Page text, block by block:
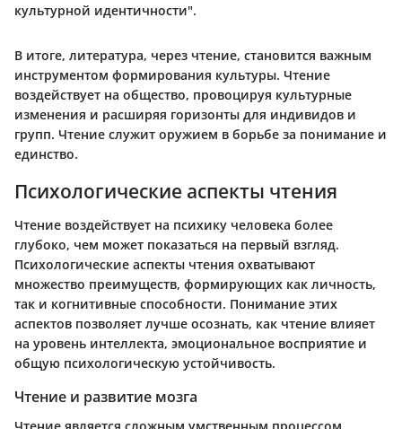
культурной идентичности".
В итоге, литература, через чтение, становится важным
инструментом формирования культуры. Чтение
воздействует на общество, провоцируя культурные
изменения и расширяя горизонты для индивидов и
групп. Чтение служит оружием в борьбе за понимание и
единство.
Психологические аспекты чтения
Чтение воздействует на психику человека более
глубоко, чем может показаться на первый взгляд.
Психологические аспекты чтения охватывают
множество преимуществ, формирующих как личность,
так и когнитивные способности. Понимание этих
аспектов позволяет лучше осознать, как чтение влияет
на уровень интеллекта, эмоциональное восприятие и
общую психологическую устойчивость.
Чтение и развитие мозга
Чтение является сложным умственным процессом,